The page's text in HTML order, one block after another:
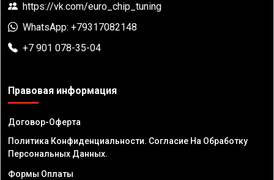
https://vk.com/euro_chip_tuning
WhatsApp: +79317082148
+7 901 078-35-04
Правовая информация
Договор-Оферта
Политика Конфиденциальности. Согласие На Обработку
Персональных Данных.
Формы Оплаты